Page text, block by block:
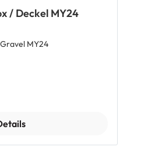
/ Deckel MY24
MY24